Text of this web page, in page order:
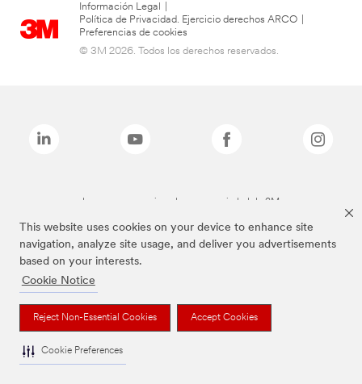
This website uses cookies on your device to enhance site
navigation, analyze site usage, and deliver you advertisements
based on your interests.
Cookie Notice
Reject Non-Essential Cookies Accept Cookies
Cookie Preferences
Información Legal
Política de Privacidad. Ejercicio derechos ARCO
Preferencias de cookies
© 3M 2026. Todos los derechos reservados.
Las marcas mencionadas son propiedad de 3M